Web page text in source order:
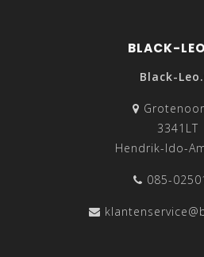
BLACK-
Black-
3341LT
Hendrik-Ido-
085-